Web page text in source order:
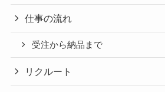
仕事の流れ
受注から納品まで
リクルート